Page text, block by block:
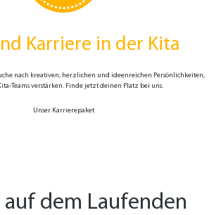
Karriere in der Kita
nach kreativen, herzlichen und ideen­reichen Persönlich­keiten,
Teams verstärken. Finde jetzt deinen Platz bei uns.
Unser Karrierepaket
auf dem Laufenden